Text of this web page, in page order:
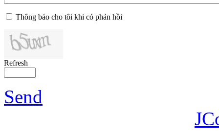
Thông báo cho tôi khi có phản hồi
Refresh
Send